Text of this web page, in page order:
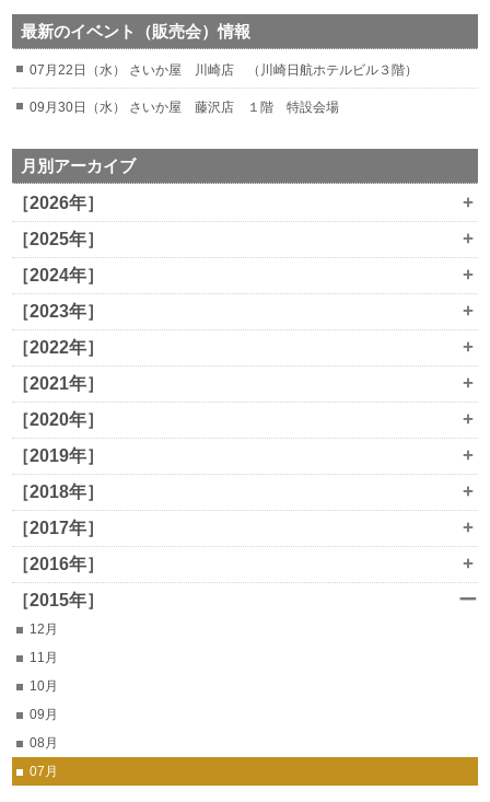
最新のイベント（販売会）情報
07月22日（水） さいか屋 川崎店 （川崎日航ホテルビル３階）
09月30日（水） さいか屋 藤沢店 １階 特設会場
月別アーカイブ
［2026年］
+
［2025年］ +
［2024年］ +
［2023年］ +
［2022年］ +
［2021年］ +
［2020年］ +
［2019年］ +
［2018年］ +
［2017年］ +
［2016年］ +
［2015年］ ー
12月
11月
10月
09月
08月
07月